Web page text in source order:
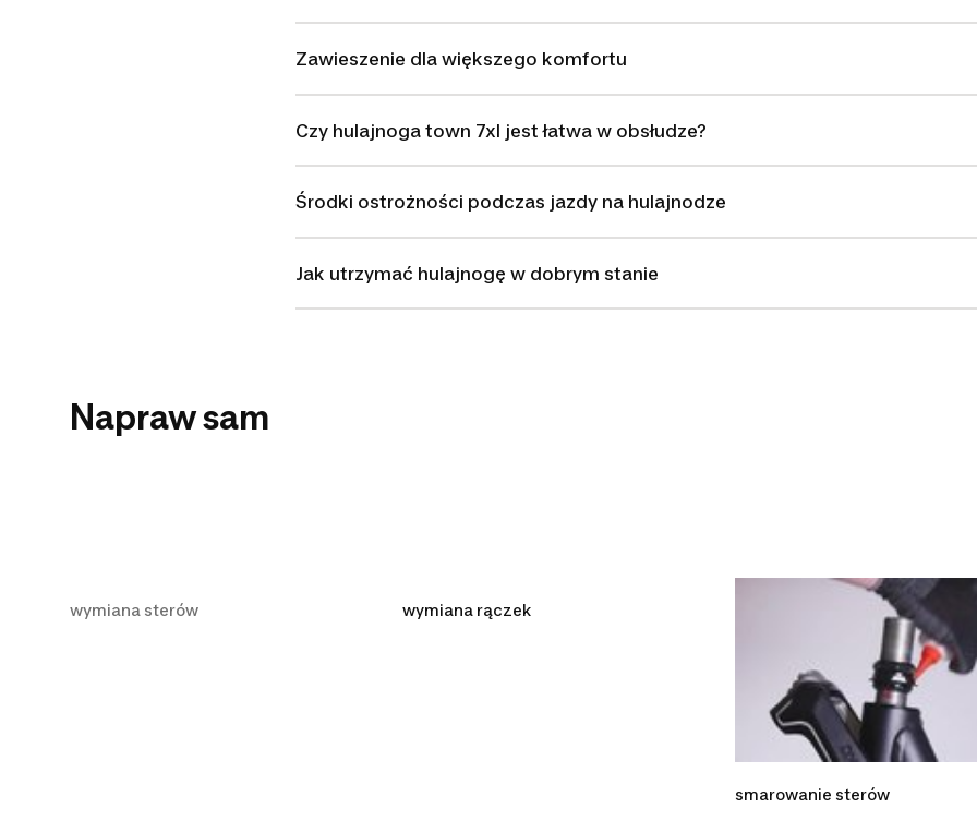
Zawieszenie dla większego komfortu
Czy hulajnoga town 7xl jest łatwa w obsłudze?
Środki ostrożności podczas jazdy na hulajnodze
Jak utrzymać hulajnogę w dobrym stanie
Napraw sam
wymiana sterów wymiana rączek
smarowanie sterów